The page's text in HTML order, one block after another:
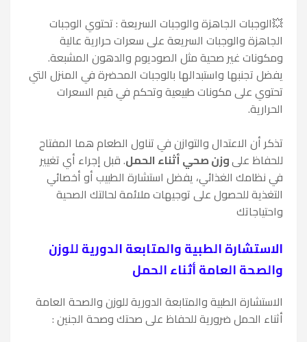
💥الوجبات الجاهزة والوجبات السريعة : تحتوي الوجبات
الجاهزة والوجبات السريعة على سعرات حرارية عالية
ومكونات غير صحية مثل الصوديوم والدهون المشبعة.
يفضل تجنبها واستبدالها بالوجبات المحضرة في المنزل التي
تحتوي على مكونات طبيعية وتحكم في قيم السعرات
الحرارية.
تذكر أن الاعتدال والتوازن في تناول الطعام هما المفتاح
للحفاظ علىوزن صحي أثناء الحمل. قبل إجراء أي تغيير
في نظامك الغذائي، يفضل استشارة الطبيب أو أخصائي
التغذية للحصول على توجيهات ملائمة لحالتك الصحية
واحتياجاتك
الاستشارة الطبية والمتابعة الدورية للوزن
والصحة العامة أثناء الحمل
الاستشارة الطبية والمتابعة الدورية للوزن والصحة العامة
أثناء الحمل ضرورية للحفاظ على صحتك وصحة الجنين :